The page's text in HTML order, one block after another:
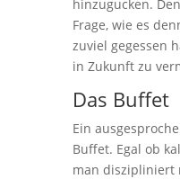
hinzugucken.
Frage, wie es
zuviel gegessen
in Zukunft zu
Das Buffet
Ein
Buffet. Egal ob
man diszipliniert